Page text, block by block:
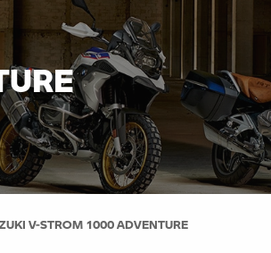
V-STROM 1000 ADVENTURE